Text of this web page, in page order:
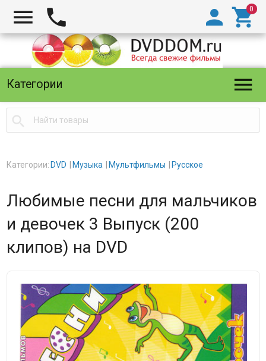
  

Категории 

Категории: DVD Музыка Мультфильмы Русское
Любимые песни для мальчиков
и девочек 3 Выпуск (200
клипов) на DVD